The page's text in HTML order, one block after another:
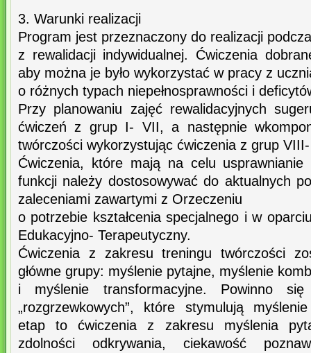
3. Warunki realizacji
Program jest przeznaczony do realizacji
z rewalidacji indywidualnej. Ćwiczenia
aby można je było wykorzystać w pracy z
o różnych typach niepełnosprawności i
Przy planowaniu zajęć rewalidacyjnych
ćwiczeń z grup I- VII, a następnie
twórczości wykorzystując ćwiczenia z grup
Ćwiczenia, które mają na celu usprawnianie
funkcji należy dostosowywać do aktualnych
zaleceniami zawartymi z Orzeczeniu
o potrzebie kształcenia specjalnego i w
Edukacyjno- Terapeutyczny.
Ćwiczenia z zakresu treningu twórczości
główne grupy: myślenie pytajne, myślenie
i myślenie transformacyjne. Powinno
„rozgrzewkowych”, które stymulują
etap to ćwiczenia z zakresu myślenia
zdolności odkrywania, ciekawość